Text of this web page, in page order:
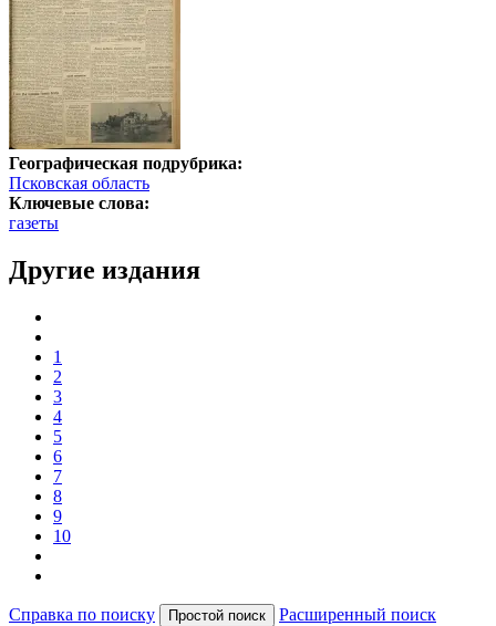
Географическая подрубрика:
Псковская область
Ключевые слова:
газеты
Другие издания
1
2
3
4
5
6
7
8
9
10
Справка по поиску
Расширенный поиск